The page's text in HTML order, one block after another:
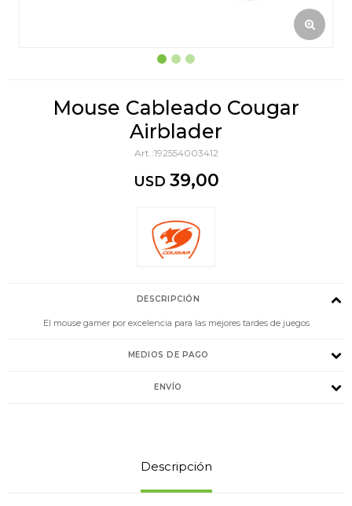
Mouse Cableado Cougar
Airblader
192554003412
USD 39,00
DESCRIPCIÓN
El mouse gamer por excelencia para las mejores tardes de juegos
MEDIOS DE PAGO
ENVÍO
Descripción